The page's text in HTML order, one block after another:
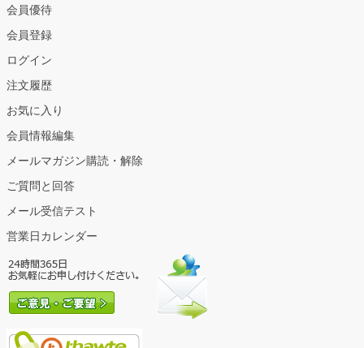
会員優待
会員登録
ログイン
注文履歴
お気に入り
会員情報編集
メールマガジン購読・解除
ご質問と回答
メール受信テスト
営業日カレンダー